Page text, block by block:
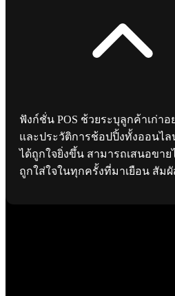
ฟังก์ชั่น POS ช้วยระบุลูกค้าเก่า
และประวัติการช้อปปิ้งทั้งออนไล
ได้ถูกใจยิ่งขึ้น สามารถเสนอขา
ถูกใส่ใจในทุกครั้งที่มาเยือน สั